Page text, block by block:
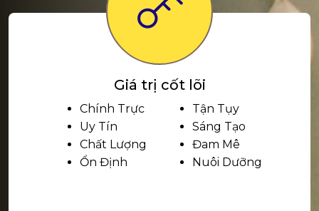
Giá trị cốt lõi
Chính Trực
Uy Tín
Chất Lượng
Ổn Định
Tận Tụy
Sáng Tạo
Đam Mê
Nuôi Dưỡng